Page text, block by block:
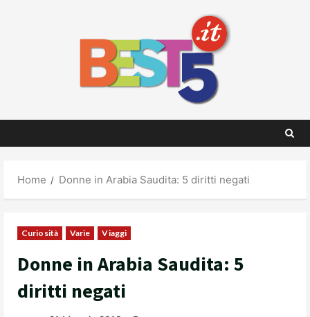
Home Donne in Arabia Saudita: 5 diritti negati
Curiosità Varie Viaggi
Donne in Arabia Saudita: 5
diritti negati